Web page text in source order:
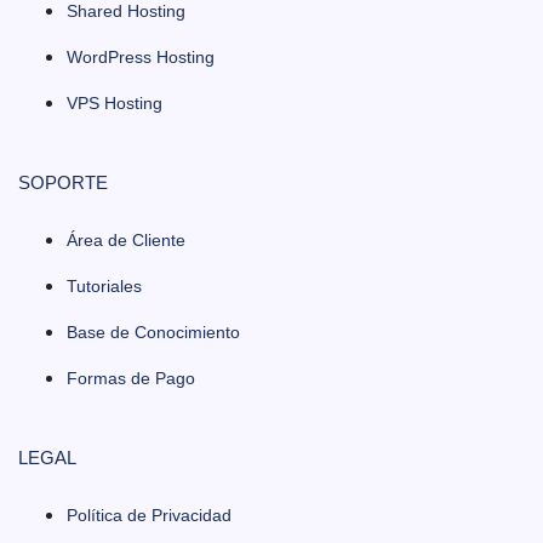
Shared Hosting
WordPress Hosting
VPS Hosting
SOPORTE
Área de Cliente
Tutoriales
Base de Conocimiento
Formas de Pago
LEGAL
Política de Privacidad